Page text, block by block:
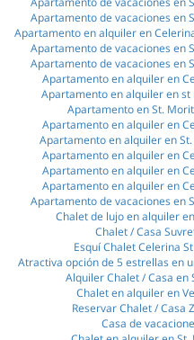
Apartamento de vacaciones en
Apartamento en alquiler en
Apartamento de vacaciones en
Apartamento de vacaciones en
Apartamento en alquiler en
Apartamento en alquiler en
Apartamento en St.
Apartamento en alquiler en
Apartamento en alquiler en
Apartamento en alquiler en
Apartamento en alquiler en
Apartamento en alquiler en
Apartamento de vacaciones en
Chalet de lujo en alquiler
Chalet / Casa
Esquí Chalet Celerina
Atractiva opción de 5 estrellas en
Alquiler Chalet / Casa en
Chalet en alquiler en
Reservar Chalet / Casa
Casa de